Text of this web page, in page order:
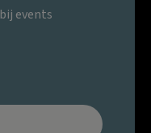
events